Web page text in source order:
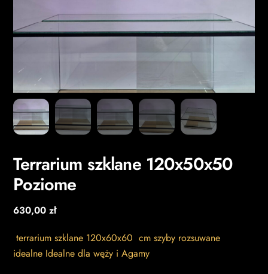
Terrarium szklane 120x50x50
Poziome
630,00zł
terrarium szklane 120x60x60 cm szyby rozsuwane
idealne Idealne dla węży i Agamy